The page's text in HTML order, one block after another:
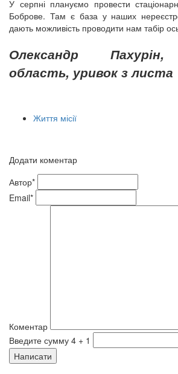
У серпні плануємо провести
Боброве. Там є база у наших
дають можливість проводити нам табір
Олександр Пахурін,
область, уривок з листа
Життя місії
Додати коментар
Автор*
Email*
Коментар
Введите сумму 4 + 1
Написати